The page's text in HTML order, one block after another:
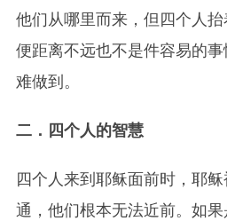
他们从哪里而来，但四个人
便距离不远也不是件容易的
难做到。
二．四个人的智慧
四个人来到耶稣面前时，耶
通，他们根本无法近前。如